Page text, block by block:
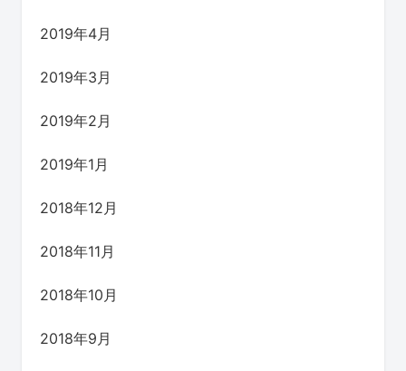
2019年4月
2019年3月
2019年2月
2019年1月
2018年12月
2018年11月
2018年10月
2018年9月